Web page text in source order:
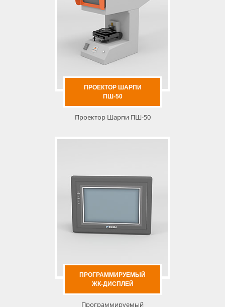
ПРОЕКТОР ШАРПИ
ПШ-50
Проектор Шарпи ПШ-50
ПРОГРАММИРУЕМЫЙ
ЖК-ДИСПЛЕЙ
Программируемый